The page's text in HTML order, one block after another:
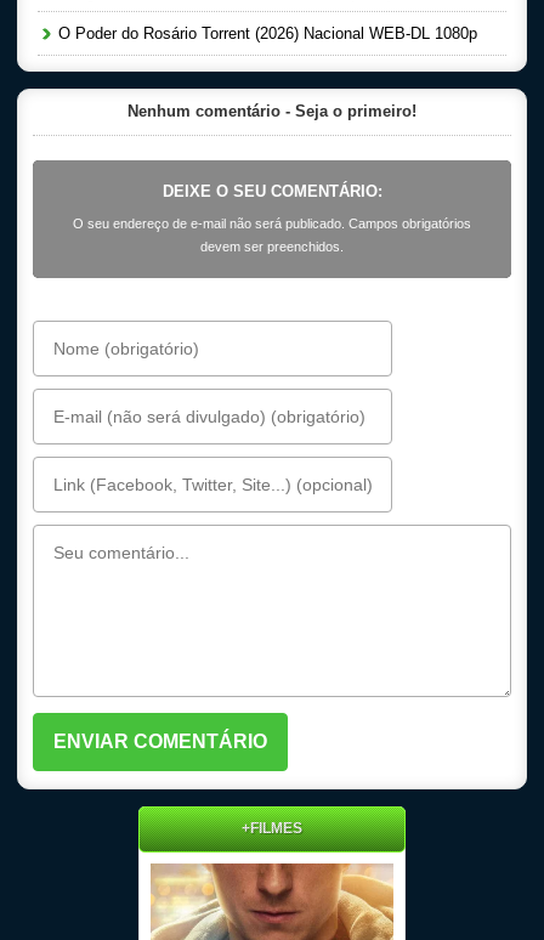
O Poder do Rosário Torrent (2026) Nacional WEB-DL 1080p
Nenhum comentário - Seja o primeiro!
DEIXE O SEU COMENTÁRIO:
O seu endereço de e-mail não será publicado. Campos obrigatórios
devem ser preenchidos.
+FILMES